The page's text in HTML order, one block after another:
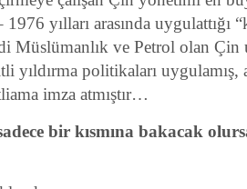
yılları arasında uygulattığı
Müslümanlık ve Petrol olan Çin
yıldırma politikaları uygulamış,
imza atmıştır…
bir kısmına bakacak